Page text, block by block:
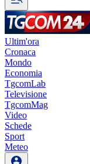
Ultim'ora
Cronaca
Mondo
Economia
TgcomLab
Televisione
TgcomMag
Video
Schede
Sport
Meteo